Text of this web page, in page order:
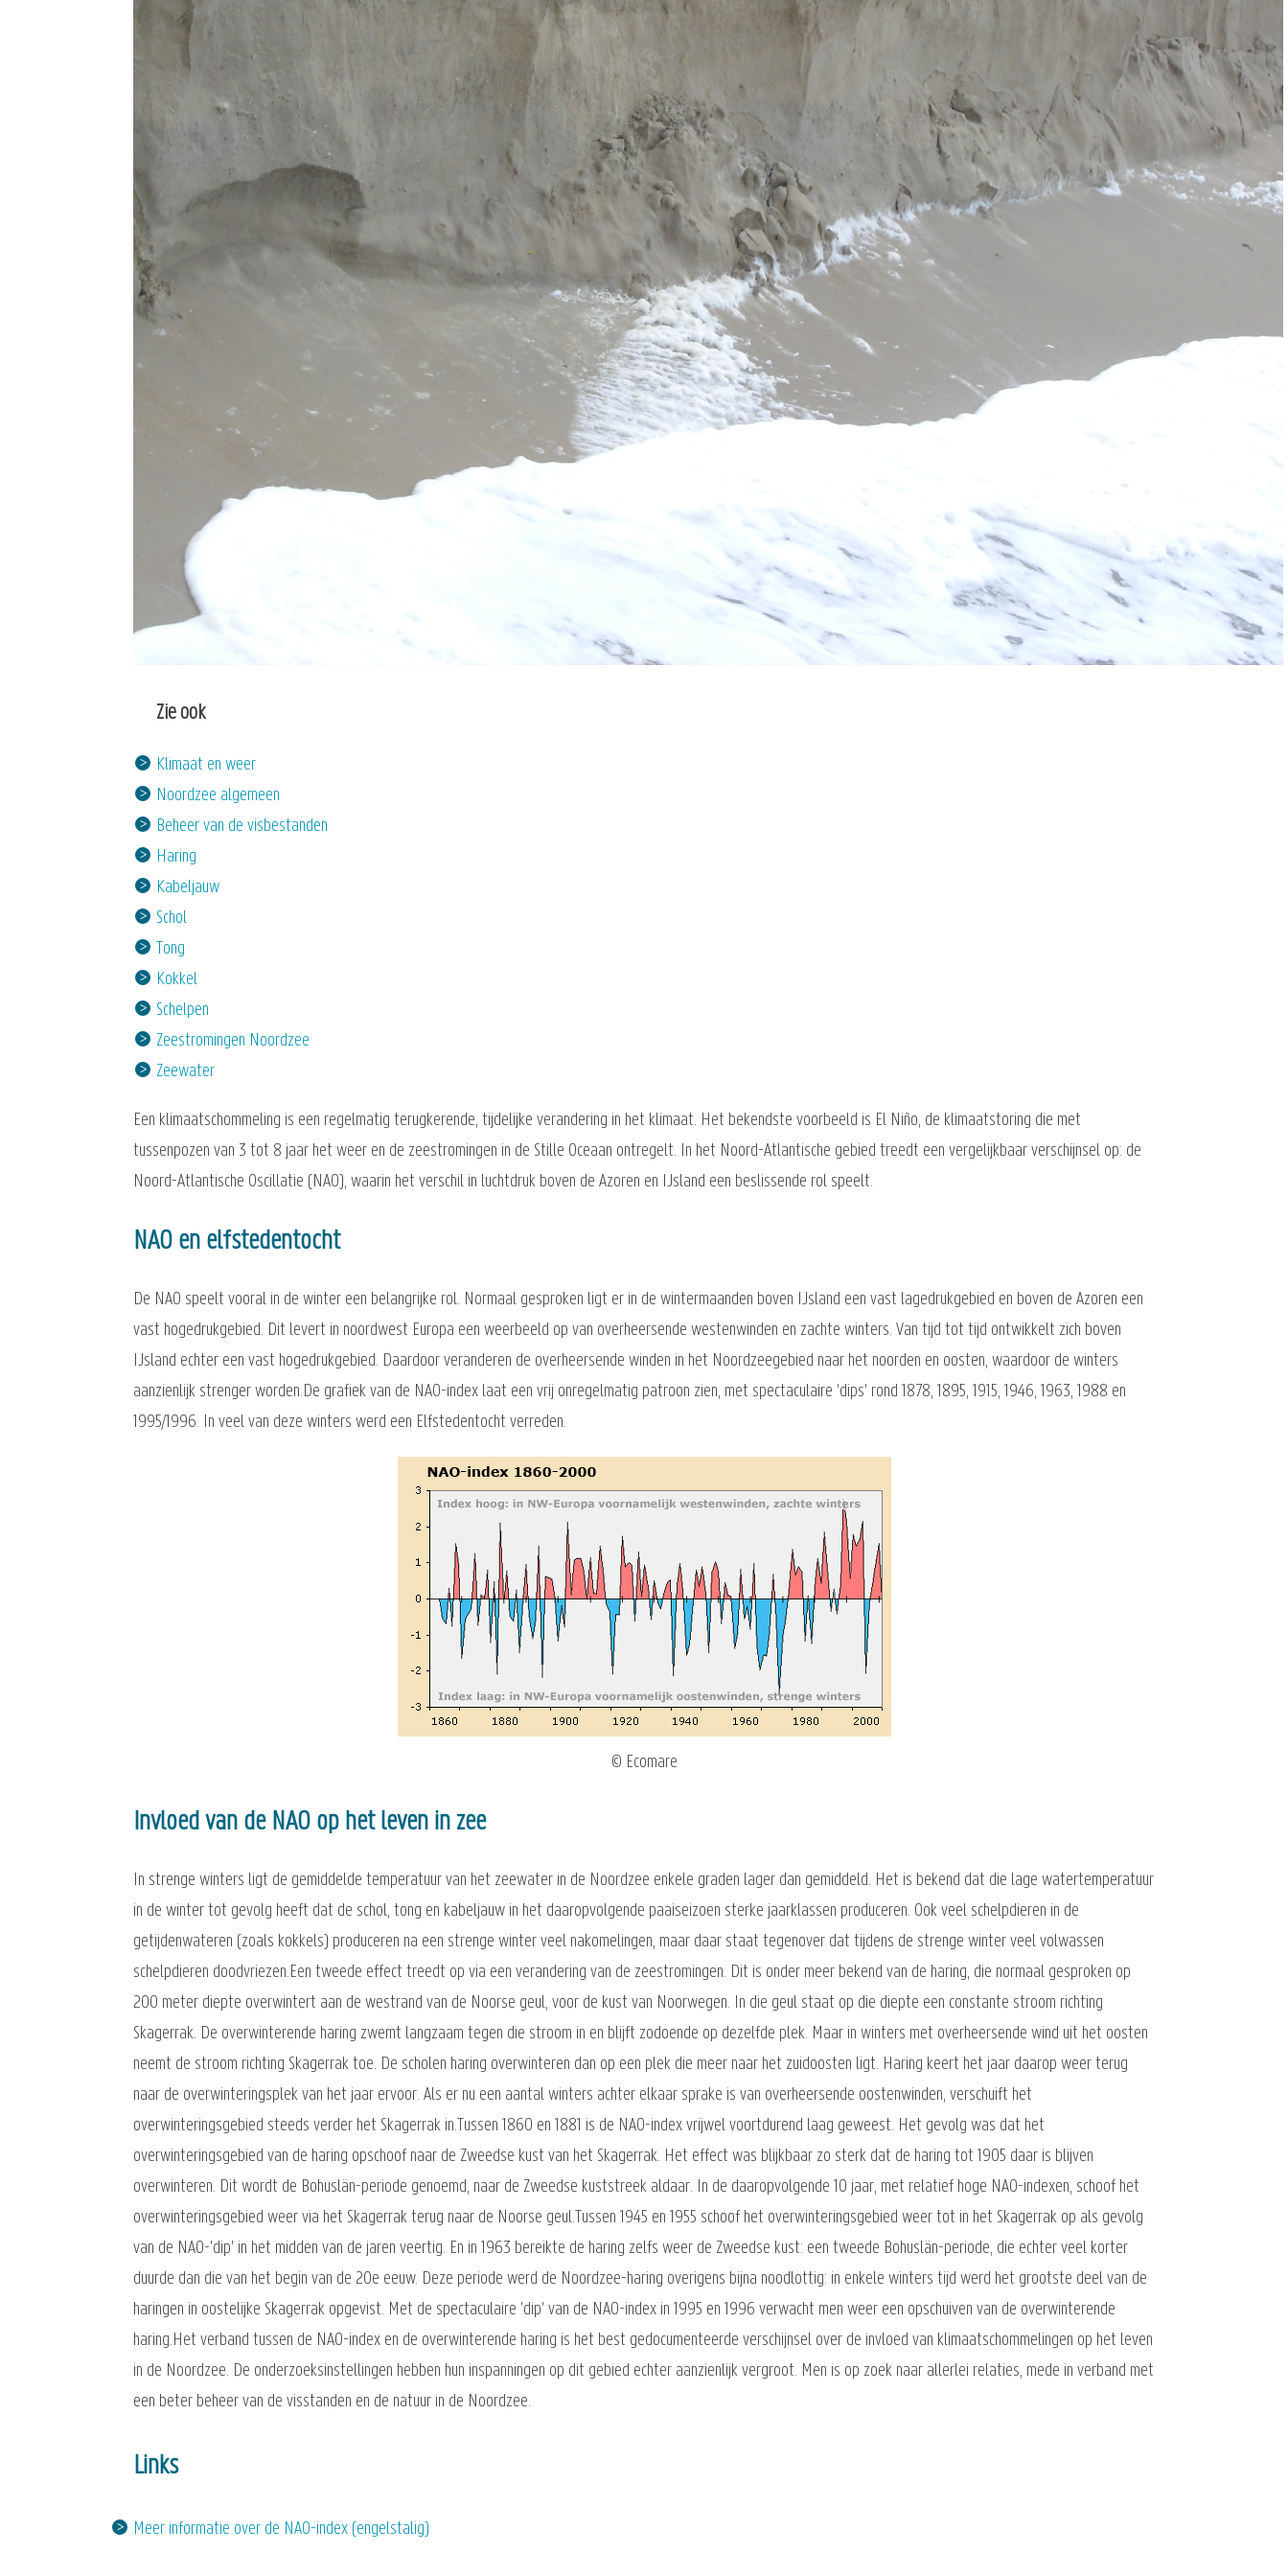
Zie ook
Klimaat en weer
Noordzee algemeen
Beheer van de visbestanden
Haring
Kabeljauw
Schol
Tong
Kokkel
Schelpen
Zeestromingen Noordzee
Zeewater
Een klimaatschommeling is een regelmatig terugkerende, tijdelijke verandering in het klimaat. Het bekendste voorbeeld is El Niño, de klimaatstoring die met
tussenpozen van 3 tot 8 jaar het weer en de zeestromingen in de Stille Oceaan ontregelt. In het Noord-Atlantische gebied treedt een vergelijkbaar verschijnsel op: de
Noord-Atlantische Oscillatie (NAO), waarin het verschil in luchtdruk boven de Azoren en IJsland een beslissende rol speelt.
NAO en elfstedentocht
De NAO speelt vooral in de winter een belangrijke rol. Normaal gesproken ligt er in de wintermaanden boven IJsland een vast lagedrukgebied en boven de Azoren een
vast hogedrukgebied. Dit levert in noordwest Europa een weerbeeld op van overheersende westenwinden en zachte winters. Van tijd tot tijd ontwikkelt zich boven
IJsland echter een vast hogedrukgebied. Daardoor veranderen de overheersende winden in het Noordzeegebied naar het noorden en oosten, waardoor de winters
aanzienlijk strenger worden.De grafiek van de NAO-index laat een vrij onregelmatig patroon zien, met spectaculaire 'dips' rond 1878, 1895, 1915, 1946, 1963, 1988 en
1995/1996. In veel van deze winters werd een Elfstedentocht verreden.
© Ecomare
Invloed van de NAO op het leven in zee
In strenge winters ligt de gemiddelde temperatuur van het zeewater in de Noordzee enkele graden lager dan gemiddeld. Het is bekend dat die lage watertemperatuur
in de winter tot gevolg heeft dat de schol, tong en kabeljauw in het daaropvolgende paaiseizoen sterke jaarklassen produceren. Ook veel schelpdieren in de
getijdenwateren (zoals kokkels) produceren na een strenge winter veel nakomelingen, maar daar staat tegenover dat tijdens de strenge winter veel volwassen
schelpdieren doodvriezen.Een tweede effect treedt op via een verandering van de zeestromingen. Dit is onder meer bekend van de haring, die normaal gesproken op
200 meter diepte overwintert aan de westrand van de Noorse geul, voor de kust van Noorwegen. In die geul staat op die diepte een constante stroom richting
Skagerrak. De overwinterende haring zwemt langzaam tegen die stroom in en blijft zodoende op dezelfde plek. Maar in winters met overheersende wind uit het oosten
neemt de stroom richting Skagerrak toe. De scholen haring overwinteren dan op een plek die meer naar het zuidoosten ligt. Haring keert het jaar daarop weer terug
naar de overwinteringsplek van het jaar ervoor. Als er nu een aantal winters achter elkaar sprake is van overheersende oostenwinden, verschuift het
overwinteringsgebied steeds verder het Skagerrak in.Tussen 1860 en 1881 is de NAO-index vrijwel voortdurend laag geweest. Het gevolg was dat het
overwinteringsgebied van de haring opschoof naar de Zweedse kust van het Skagerrak. Het effect was blijkbaar zo sterk dat de haring tot 1905 daar is blijven
overwinteren. Dit wordt de Bohuslän-periode genoemd, naar de Zweedse kuststreek aldaar. In de daaropvolgende 10 jaar, met relatief hoge NAO-indexen, schoof het
overwinteringsgebied weer via het Skagerrak terug naar de Noorse geul.Tussen 1945 en 1955 schoof het overwinteringsgebied weer tot in het Skagerrak op als gevolg
van de NAO-'dip' in het midden van de jaren veertig. En in 1963 bereikte de haring zelfs weer de Zweedse kust: een tweede Bohuslän-periode, die echter veel korter
duurde dan die van het begin van de 20e eeuw. Deze periode werd de Noordzee-haring overigens bijna noodlottig: in enkele winters tijd werd het grootste deel van de
haringen in oostelijke Skagerrak opgevist. Met de spectaculaire 'dip' van de NAO-index in 1995 en 1996 verwacht men weer een opschuiven van de overwinterende
haring.Het verband tussen de NAO-index en de overwinterende haring is het best gedocumenteerde verschijnsel over de invloed van klimaatschommelingen op het leven
in de Noordzee. De onderzoeksinstellingen hebben hun inspanningen op dit gebied echter aanzienlijk vergroot. Men is op zoek naar allerlei relaties, mede in verband met
een beter beheer van de visstanden en de natuur in de Noordzee.
Links
Meer informatie over de NAO-index (engelstalig)